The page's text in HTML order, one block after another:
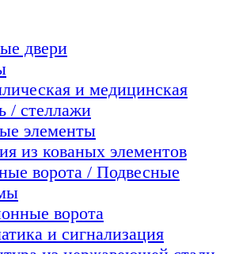
двери
и медицинская
/ стеллажи
элементы
из кованых элементов
ворота / Подвесные
ворота
и сигнализация